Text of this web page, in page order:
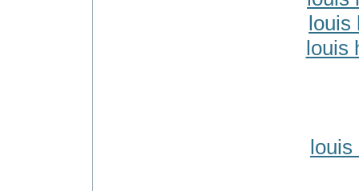
louis
louis
louis